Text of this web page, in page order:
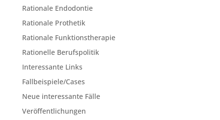
Rationale Endodontie
Rationale Prothetik
Rationale Funktionstherapie
Rationelle Berufspolitik
Interessante Links
Fallbeispiele/Cases
Neue interessante Fälle
Veröffentlichungen